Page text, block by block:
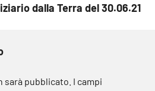
dalla Terra del 30.06.21
sarà pubblicato. I campi